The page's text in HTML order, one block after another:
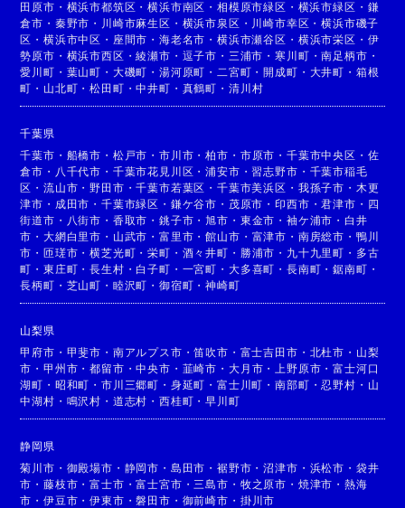
田原市 ・ 横浜市都筑区 ・横浜市南区 ・相模原市緑区 ・ 横浜市緑区 ・ 鎌
倉市 ・ 秦野市 ・ 川崎市麻生区 ・ 横浜市泉区 ・ 川崎市幸区 ・横浜市磯子
区 ・横浜市中区 ・ 座間市 ・海老名市 ・横浜市瀬谷区 ・ 横浜市栄区 ・ 伊
勢原市 ・ 横浜市西区 ・綾瀬市 ・ 逗子市 ・ 三浦市 ・寒川町 ・南足柄市 ・
愛川町 ・ 葉山町 ・ 大磯町 ・湯河原町 ・ 二宮町 ・開成町 ・ 大井町 ・ 箱根
町 ・ 山北町 ・松田町 ・中井町 ・ 真鶴町 ・ 清川村
千葉県
千葉市 ・ 船橋市 ・ 松戸市 ・市川市 ・柏市 ・ 市原市 ・ 千葉市中央区 ・ 佐
倉市 ・ 八千代市 ・ 千葉市花見川区 ・浦安市 ・習志野市 ・ 千葉市稲毛
区 ・流山市 ・野田市 ・千葉市若葉区 ・千葉市美浜区 ・ 我孫子市 ・ 木更
津市 ・ 成田市 ・千葉市緑区 ・ 鎌ケ谷市 ・ 茂原市 ・印西市 ・君津市 ・ 四
街道市 ・ 八街市 ・ 香取市 ・銚子市 ・旭市 ・ 東金市 ・ 袖ケ浦市 ・ 白井
市 ・大網白里市 ・ 山武市 ・富里市 ・館山市 ・ 富津市 ・ 南房総市 ・ 鴨川
市 ・匝瑳市 ・横芝光町 ・栄町 ・ 酒々井町 ・ 勝浦市 ・ 九十九里町 ・ 多古
町 ・東庄町 ・長生村 ・ 白子町 ・ 一宮町 ・ 大多喜町 ・ 長南町 ・鋸南町 ・
長柄町 ・ 芝山町 ・ 睦沢町 ・御宿町 ・神崎町
山梨県
甲府市 ・ 甲斐市 ・ 南アルプス市 ・笛吹市 ・ 富士吉田市 ・ 北杜市 ・ 山梨
市 ・甲州市 ・都留市 ・中央市 ・ 韮崎市 ・ 大月市 ・ 上野原市 ・富士河口
湖町 ・ 昭和町 ・市川三郷町 ・ 身延町 ・富士川町 ・南部町 ・忍野村 ・ 山
中湖村 ・ 鳴沢村 ・ 道志村 ・西桂町 ・早川町
静岡県
菊川市 ・ 御殿場市 ・ 静岡市 ・ 島田市 ・裾野市 ・沼津市 ・ 浜松市 ・ 袋井
市 ・藤枝市 ・富士市 ・富士宮市 ・ 三島市 ・ 牧之原市 ・ 焼津市 ・ 熱海
市 ・伊豆市 ・伊東市 ・磐田市 ・ 御前崎市 ・ 掛川市